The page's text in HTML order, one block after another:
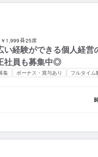
￥1,999 25席
い経験ができる個人経
社員も募集中◎
集 ボーナス・賞与あり フルタイム